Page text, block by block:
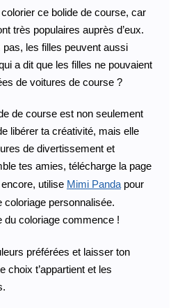
ce bolide de course, car
très populaires auprès d’eux.
les filles peuvent aussi
a dit que les filles ne pouvaient
de voitures de course ?
de course est non seulement
libérer ta créativité, mais elle
de divertissement et
tes amies, télécharge la page
utilise Mimi Panda pour
coloriage personnalisée.
du coloriage commence !
préférées et laisser ton
choix t’appartient et les